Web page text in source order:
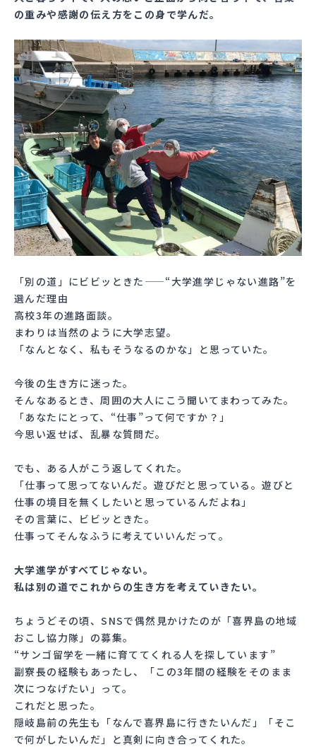
の重みや感謝の伝え方をこの身で学んだ。
「別の道」にビビッときた——“大学進学じゃない進路”を
選んだ理由
高校3年の進路面談。
まわりは当然のように大学志望。
「なんとなく、私もそうなるのかな」と思っていた。
今後の生き方に迷った。
そんなあるとき、周囲の大人にこう聞いてまわってみた。
「あなたにとって、“仕事”って何ですか？」
今思い返せば、乱暴な質問だ。
でも、ある人がこう返してくれた。
「仕事って思ってないんだ。遊びだと思っている。遊びと
仕事の境目を無くしたいと思っているんだよね」
その言葉に、ビビッときた。
仕事ってそんなふうに考えていいんだって。
大学進学がすべてじゃない。
私は別の道でこれからの生き方を考えていきたい。
ちょうどその頃、SNSで偶然見かけたのが「喜界島の地域
おこし協力隊」の募集。
“サンゴ留学を一緒に育ててくれる人を探しています”
副寮長の経験もあったし、「この3年間の経験をそのまま
次につなげたい」って。
これだと思った。
隠岐島前の先生も「なんで喜界島に行きたいんだ」「そこ
で何がしたいんだ」と真剣に向き合ってくれた。